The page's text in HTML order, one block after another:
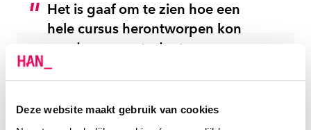
Deze website maakt gebruik van cookies
Het is gaaf om te zien hoe een
hele cursus herontworpen kon
worden waar studenten mee aan
de slag konden. Ze zijn daarbij
reguleren van hun leren.”